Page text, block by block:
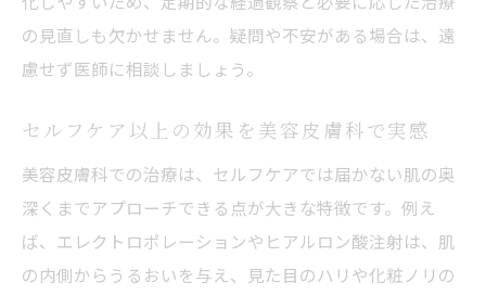
の見直しも欠かせません。疑問や不安がある場合は、遠
慮せず医師に相談しましょう。
セルフケア以上の効果を美容皮膚科で実感
美容皮膚科での治療は、セルフケアでは届かない肌の奥
深くまでアプローチできる点が大きな特徴です。例え
ば、エレクトロポレーションやヒアルロン酸注射は、肌
の内側からうるおいを与え、見た目のハリや化粧ノリの